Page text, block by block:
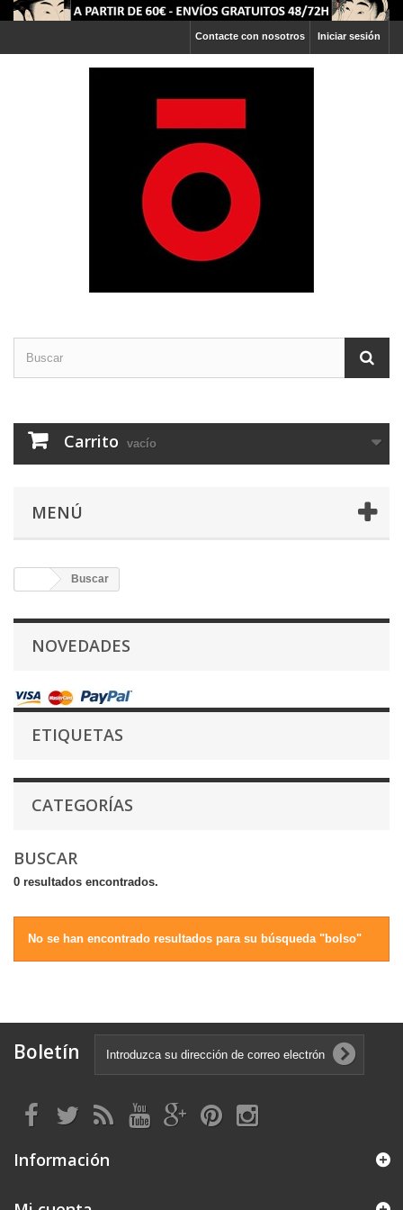
Iniciar sesión
Contacte con nosotros
Carrito vacío
MENÚ
Buscar
NOVEDADES
ETIQUETAS
CATEGORÍAS
BUSCAR
0 resultados encontrados.
No se han encontrado resultados para su búsqueda "bolso"
Boletín
Información